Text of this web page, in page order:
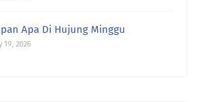
Apa Di Hujung Minggu
19, 2026